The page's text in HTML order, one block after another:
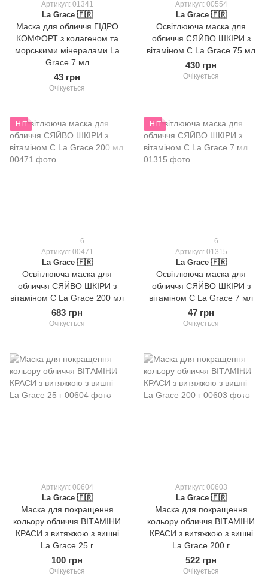
Артикул: 01341
La Grace 🇫🇷
Маска для обличчя ГІДРО
КОМФОРТ з колагеном та
морськими мінералами La
Grace 7 мл
43 грн
Очікується
Артикул: 00554
La Grace 🇫🇷
Освітлююча маска для
обличчя СЯЙВО ШКІРИ з
вітаміном С La Grace 75 мл
430 грн
Очікується
HIT
6
Артикул: 00471
La Grace 🇫🇷
Освітлююча маска для
обличчя СЯЙВО ШКІРИ з
вітаміном С La Grace 200 мл
683 грн
Очікується
HIT
6
Артикул: 01315
La Grace 🇫🇷
Освітлююча маска для
обличчя СЯЙВО ШКІРИ з
вітаміном С La Grace 7 мл
47 грн
Очікується
Артикул: 00604
La Grace 🇫🇷
Маска для покращення
кольору обличчя ВІТАМІНИ
КРАСИ з витяжкою з вишні
La Grace 25 г
100 грн
Очікується
Артикул: 00603
La Grace 🇫🇷
Маска для покращення
кольору обличчя ВІТАМІНИ
КРАСИ з витяжкою з вишні
La Grace 200 г
522 грн
Очікується